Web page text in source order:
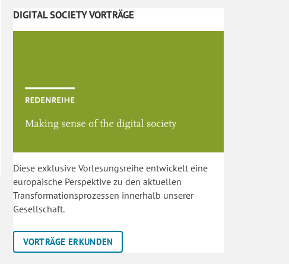
DIGITAL SOCIETY VORTRÄGE
Diese exklusive Vorlesungsreihe entwickelt eine
europäische Perspektive zu den aktuellen
Transformationsprozessen innerhalb unserer
Gesellschaft.
VORTRÄGE ERKUNDEN